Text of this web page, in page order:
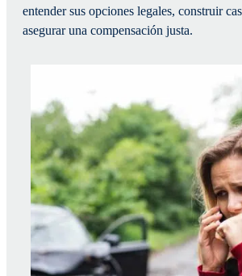
entender sus opciones legales, construir
asegurar una compensación justa.